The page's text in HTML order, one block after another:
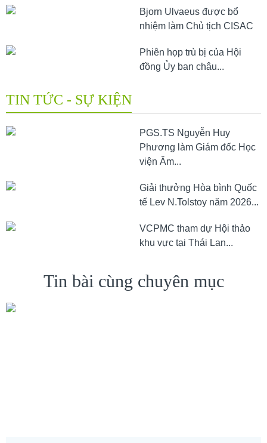
Bjorn Ulvaeus được bổ
nhiệm làm Chủ tịch CISAC
Phiên họp trù bị của Hội
đồng Ủy ban châu...
TIN TỨC - SỰ KIỆN
PGS.TS Nguyễn Huy
Phương làm Giám đốc Học
viện Âm...
Giải thưởng Hòa bình Quốc
tế Lev N.Tolstoy năm 2026...
VCPMC tham dự Hội thảo
khu vực tại Thái Lan...
Tin bài cùng chuyên mục